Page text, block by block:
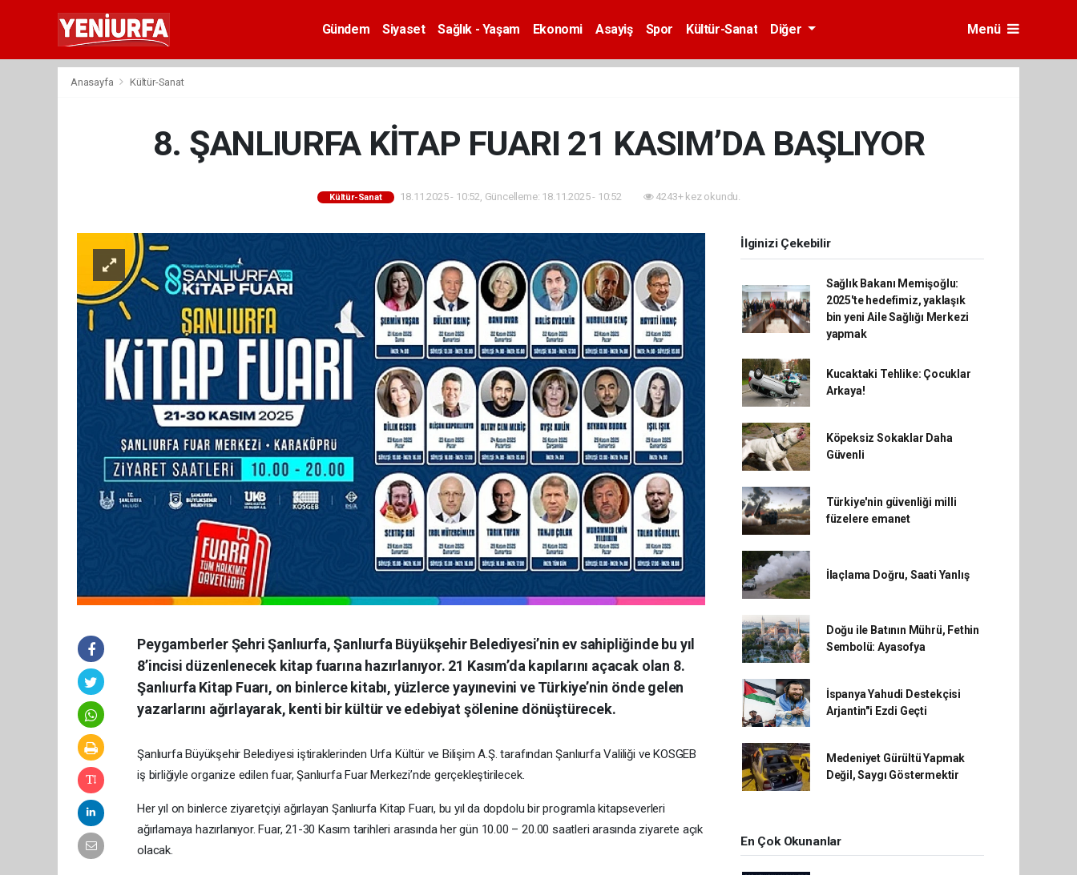
Gündem Siyaset Sağlık - Yaşam Ekonomi Asayiş Spor Kültür-Sanat Diğer Menü
Anasayfa Kültür-Sanat
8. ŞANLIURFA KİTAP FUARI 21 KASIM’DA BAŞLIYOR
Kültür-Sanat 18.11.2025 - 10:52, Güncelleme: 18.11.2025 - 10:52 4243+ kez okundu.
Peygamberler Şehri Şanlıurfa, Şanlıurfa Büyükşehir Belediyesi’nin ev sahipliğinde bu yıl
8’incisi düzenlenecek kitap fuarına hazırlanıyor. 21 Kasım’da kapılarını açacak olan 8.
Şanlıurfa Kitap Fuarı, on binlerce kitabı, yüzlerce yayınevini ve Türkiye’nin önde gelen
yazarlarını ağırlayarak, kenti bir kültür ve edebiyat şölenine dönüştürecek.
Şanlıurfa Büyükşehir Belediyesi iştiraklerinden Urfa Kültür ve Bilişim A.Ş. tarafından Şanlıurfa Valiliği ve KOSGEB
iş birliğiyle organize edilen fuar, Şanlıurfa Fuar Merkezi’nde gerçekleştirilecek.
Her yıl on binlerce ziyaretçiyi ağırlayan Şanlıurfa Kitap Fuarı, bu yıl da dopdolu bir programla kitapseverleri
ağırlamaya hazırlanıyor. Fuar, 21-30 Kasım tarihleri arasında her gün 10.00 – 20.00 saatleri arasında ziyarete açık
olacak.
İlginizi Çekebilir
Sağlık Bakanı Memişoğlu:
2025'te hedefimiz, yaklaşık
bin yeni Aile Sağlığı Merkezi
yapmak
Kucaktaki Tehlike: Çocuklar
Arkaya!
Köpeksiz Sokaklar Daha
Güvenli
Türkiye'nin güvenliği milli
füzelere emanet
İlaçlama Doğru, Saati Yanlış
Doğu ile Batının Mührü, Fethin
Sembolü: Ayasofya
İspanya Yahudi Destekçisi
Arjantin"i Ezdi Geçti
Medeniyet Gürültü Yapmak
Değil, Saygı Göstermektir
En Çok Okunanlar